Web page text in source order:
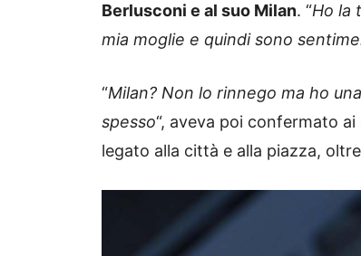
Berlusconi e al suo Milan. “Ho la
mia moglie e quindi sono
“Milan? Non lo rinnego ma ho
spesso“, aveva poi confermato
legato alla città e alla piazza,